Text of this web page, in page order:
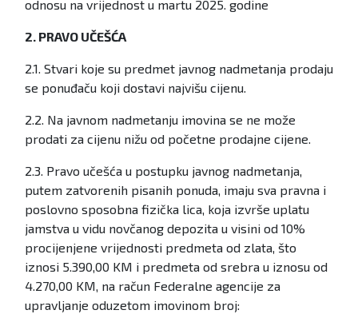
odnosu na vrijednost u martu 2025. godine
2. PRAVO UČEŠĆA
2.1. Stvari koje su predmet javnog nadmetanja prodaju
se ponuđaču koji dostavi najvišu cijenu.
2.2. Na javnom nadmetanju imovina se ne može
prodati za cijenu nižu od početne prodajne cijene.
2.3. Pravo učešća u postupku javnog nadmetanja,
putem zatvorenih pisanih ponuda, imaju sva pravna i
poslovno sposobna fizička lica, koja izvrše uplatu
jamstva u vidu novčanog depozita u visini od 10%
procijenjene vrijednosti predmeta od zlata, što
iznosi 5.390,00 KM i predmeta od srebra u iznosu od
4.270,00 KM, na račun Federalne agencije za
upravljanje oduzetom imovinom broj: